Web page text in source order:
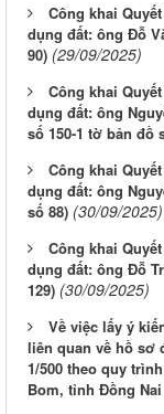
Công khai
dụng đất: ông Đỗ
90) (29/09/2025)
Công khai
dụng đất: ông
số 150-1 tờ bản đồ
Công khai
dụng đất: ông
số 88) (30/09/2025)
Công khai
dụng đất: ông Đỗ
129) (30/09/2025)
Về việc lấy ý
liên quan về hồ sơ
1/500 theo quy
Bom, tỉnh Đồng Nai